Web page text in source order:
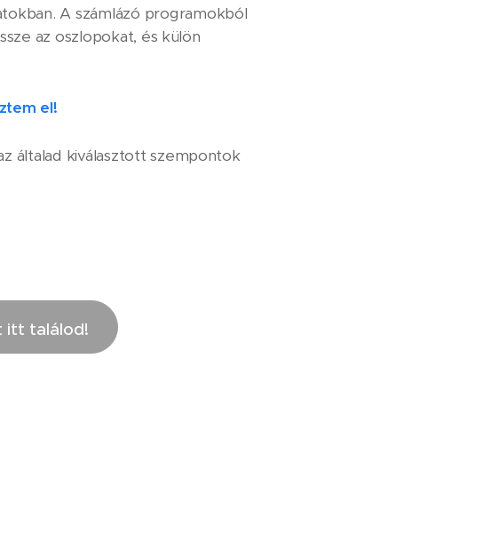
A számlázó programokból
az oszlopokat, és külön
el!
általad kiválasztott szempontok
itt találod!